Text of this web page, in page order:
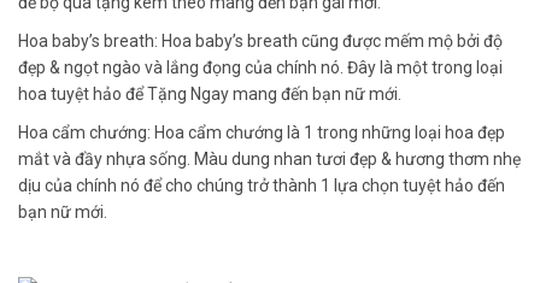
Hoa baby’s breath: Hoa baby’s breath cũng được mếm mộ bởi độ
đẹp & ngọt ngào và lắng đọng của chính nó. Đây là một trong loại
hoa tuyệt hảo để Tặng Ngay mang đến bạn nữ mới.
Hoa cẩm chướng: Hoa cẩm chướng là 1 trong những loại hoa đẹp
mắt và đầy nhựa sống. Màu dung nhan tươi đẹp & hương thơm nhẹ
dịu của chính nó để cho chúng trở thành 1 lựa chọn tuyệt hảo đến
bạn nữ mới.